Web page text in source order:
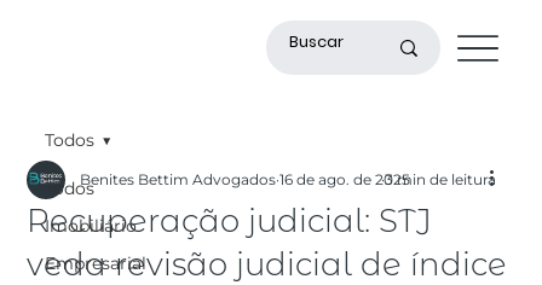
Todos
Imobiliário
Empresarial
Todos
Recuperação judicial: STJ
veda revisão judicial de índice
Benites Bettim Advogados 16 de ago. de 20253 min de leitura